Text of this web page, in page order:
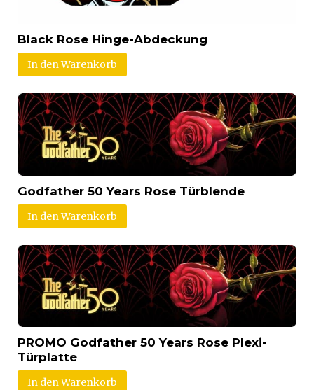
Black Rose Hinge-Abdeckung
In den Warenkorb
Godfather 50 Years Rose Türblende
In den Warenkorb
PROMO Godfather 50 Years Rose Plexi-
Türplatte
In den Warenkorb